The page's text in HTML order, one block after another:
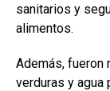
sanitarios y
alimentos.
Además, fueron
verduras y